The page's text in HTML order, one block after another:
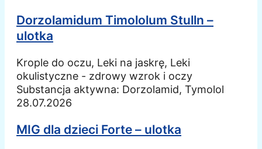
Dorzolamidum Timololum Stulln –
ulotka
Krople do oczu, Leki na jaskrę, Leki
okulistyczne - zdrowy wzrok i oczy
Substancja aktywna: Dorzolamid, Tymolol
28.07.2026
MIG dla dzieci Forte – ulotka